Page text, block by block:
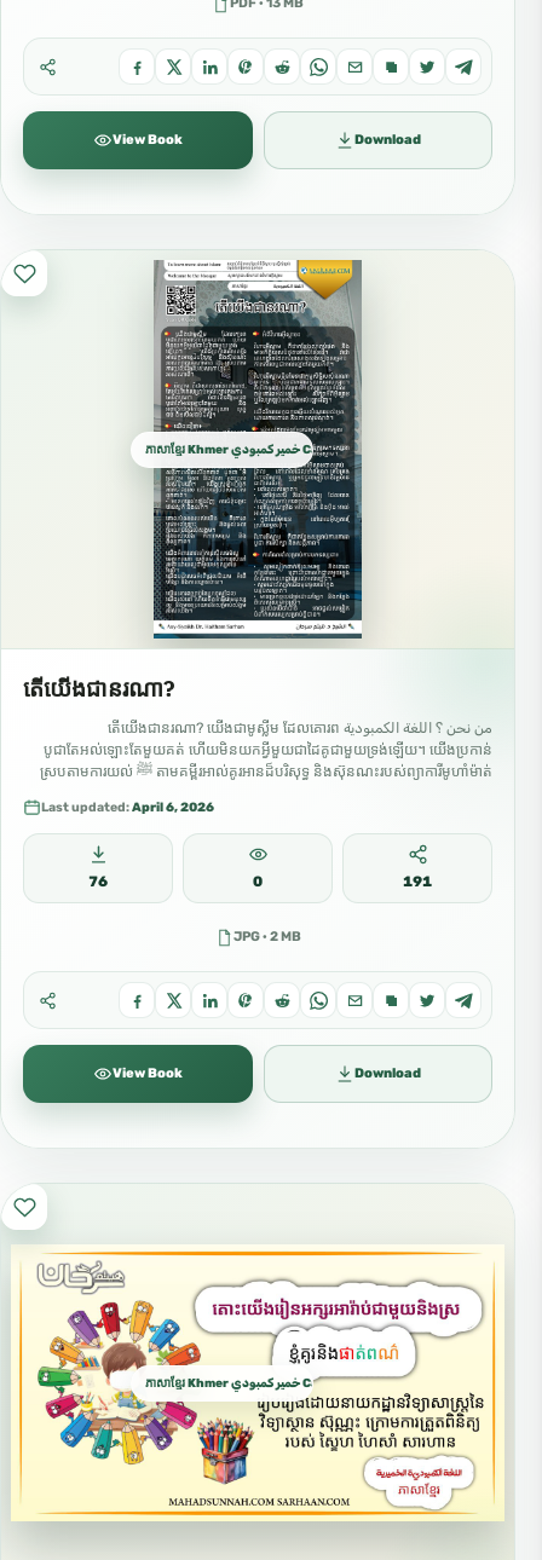
View Book Download
ភាសាខ្មែរ Khmer خمير كمبودي Cambodian
តើយើងជានរណា?
من نحن ؟ اللغة الكمبودية តើយើងជានរណា? យើងជាមូស្លីម ដែលគោរព
បូជាតែអល់ឡោះតែមួយគត់ ហើយមិនយកអ្វីមួយជាដៃគូជាមួយទ្រង់ឡើយ។ យើងប្រកាន់
តាមគម្ពីរ​អាល់គូរអាន​ដ៏បរិសុទ្ធ និងស៊ុនណះរបស់ព្យាការីមូហាំម៉ាត់ ﷺ ស្របតាមការយល់
សម្រាប់អល់ឡោះក្នុងការគោរពបូជា។ អំពាវនាវឱ្យគោរពបូជាតែអល់ឡោះតែមួយ និង
អំពាវនាវទៅកាន់មេត្តាករុណា យុត្តិធម៌ និងសីលធម៌ដ៏ល្អ។ យើងជឿថា៖ •…
Last updated:April 6, 2026
76 0 191
JPG · 2 MB
View Book Download
ភាសាខ្មែរ Khmer خمير كمبودي Cambodian